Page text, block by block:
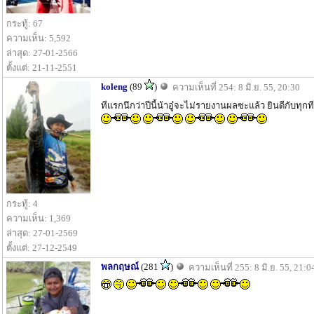
กระทู้: 67
ความเห็น: 5,592
ล่าสุด: 27-01-2566
ตั้งแต่: 21-11-2551
กระทู้: 4
ความเห็น: 1,369
ล่าสุด: 27-01-2569
ตั้งแต่: 27-12-2549
koleng (89 )
ความเห็นที่ 254: 8 มิ.ย. 55, 20:30
ทีแรกนึกว่าปีนี้น้าอู๋จะไม่รายงานผลซะแล้ว ยินดีกับทุก
พลกฤษณ์ (281 ) ความเห็นที่ 255: 8 มิ.ย. 55,